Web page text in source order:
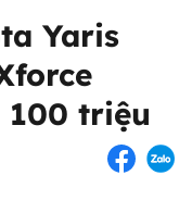
Yaris
100 triệu